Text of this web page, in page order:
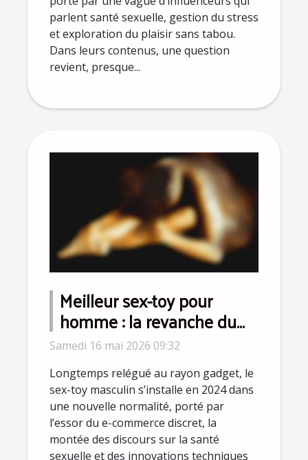
parlent santé sexuelle, gestion du stress
et exploration du plaisir sans tabou.
Dans leurs contenus, une question
revient, presque...
Meilleur sex-toy pour
homme : la revanche du
plaisir solo s'affirme en
2024
Samedi 16 mai 2026 09:32
Longtemps relégué au rayon gadget, le
sex-toy masculin s’installe en 2024 dans
une nouvelle normalité, porté par
l’essor du e-commerce discret, la
montée des discours sur la santé
sexuelle et des innovations techniques